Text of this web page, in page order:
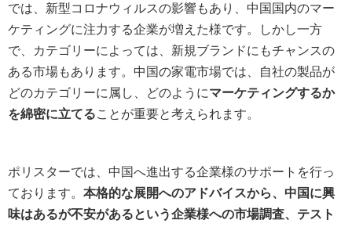
では、新型コロナウィルスの影響もあり、中国国内のマー
ケティングに注力する企業が増えた様です。しかし一方
で、カテゴリーによっては、新規ブランドにもチャンスの
ある市場もあります。中国の家電市場では、自社の製品が
どのカテゴリーに属し、どのようにマーケティングするか
を綿密に立てることが重要と考えられます。
ポリスターでは、中国へ進出する企業様のサポートを行っ
ております。 本格的な展開へのアドバイスから、中国に興
味はあるが不安があるという企業様への市場調査、テスト